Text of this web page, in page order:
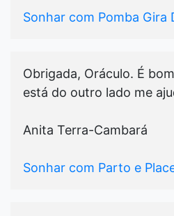
Sonhar com Pomba Gira
Obrigada, Oráculo. É
está do outro lado me
Anita Terra-Cambará
Sonhar com Parto e